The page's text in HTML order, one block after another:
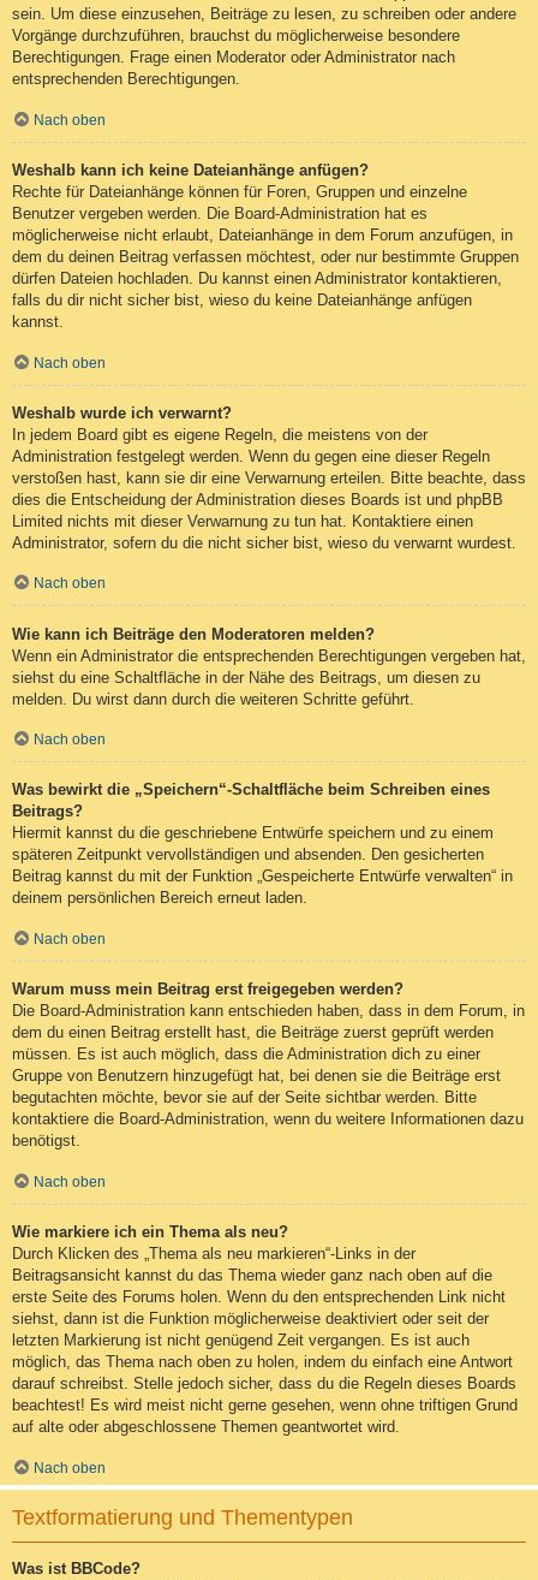
sein. Um diese einzusehen, Beiträge zu lesen, zu schreiben oder andere
Vorgänge durchzuführen, brauchst du möglicherweise besondere
Berechtigungen. Frage einen Moderator oder Administrator nach
entsprechenden Berechtigungen.
Nach oben
Weshalb kann ich keine Dateianhänge anfügen?
Rechte für Dateianhänge können für Foren, Gruppen und einzelne
Benutzer vergeben werden. Die Board-Administration hat es
möglicherweise nicht erlaubt, Dateianhänge in dem Forum anzufügen, in
dem du deinen Beitrag verfassen möchtest, oder nur bestimmte Gruppen
dürfen Dateien hochladen. Du kannst einen Administrator kontaktieren,
falls du dir nicht sicher bist, wieso du keine Dateianhänge anfügen
kannst.
Nach oben
Weshalb wurde ich verwarnt?
In jedem Board gibt es eigene Regeln, die meistens von der
Administration festgelegt werden. Wenn du gegen eine dieser Regeln
verstoßen hast, kann sie dir eine Verwarnung erteilen. Bitte beachte, dass
dies die Entscheidung der Administration dieses Boards ist und phpBB
Limited nichts mit dieser Verwarnung zu tun hat. Kontaktiere einen
Administrator, sofern du die nicht sicher bist, wieso du verwarnt wurdest.
Nach oben
Wie kann ich Beiträge den Moderatoren melden?
Wenn ein Administrator die entsprechenden Berechtigungen vergeben hat,
siehst du eine Schaltfläche in der Nähe des Beitrags, um diesen zu
melden. Du wirst dann durch die weiteren Schritte geführt.
Nach oben
Was bewirkt die „Speichern“-Schaltfläche beim Schreiben eines
Beitrags?
Hiermit kannst du die geschriebene Entwürfe speichern und zu einem
späteren Zeitpunkt vervollständigen und absenden. Den gesicherten
Beitrag kannst du mit der Funktion „Gespeicherte Entwürfe verwalten“ in
deinem persönlichen Bereich erneut laden.
Nach oben
Warum muss mein Beitrag erst freigegeben werden?
Die Board-Administration kann entschieden haben, dass in dem Forum, in
dem du einen Beitrag erstellt hast, die Beiträge zuerst geprüft werden
müssen. Es ist auch möglich, dass die Administration dich zu einer
Gruppe von Benutzern hinzugefügt hat, bei denen sie die Beiträge erst
begutachten möchte, bevor sie auf der Seite sichtbar werden. Bitte
kontaktiere die Board-Administration, wenn du weitere Informationen dazu
benötigst.
Nach oben
Wie markiere ich ein Thema als neu?
Durch Klicken des „Thema als neu markieren“-Links in der
Beitragsansicht kannst du das Thema wieder ganz nach oben auf die
erste Seite des Forums holen. Wenn du den entsprechenden Link nicht
siehst, dann ist die Funktion möglicherweise deaktiviert oder seit der
letzten Markierung ist nicht genügend Zeit vergangen. Es ist auch
möglich, das Thema nach oben zu holen, indem du einfach eine Antwort
darauf schreibst. Stelle jedoch sicher, dass du die Regeln dieses Boards
beachtest! Es wird meist nicht gerne gesehen, wenn ohne triftigen Grund
auf alte oder abgeschlossene Themen geantwortet wird.
Nach oben
Textformatierung und Thementypen
Was ist BBCode?